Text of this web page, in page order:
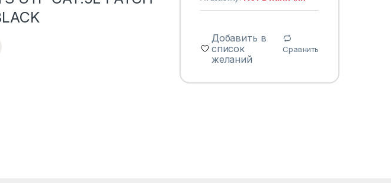
Добавить в
список
желаний
Сравнить